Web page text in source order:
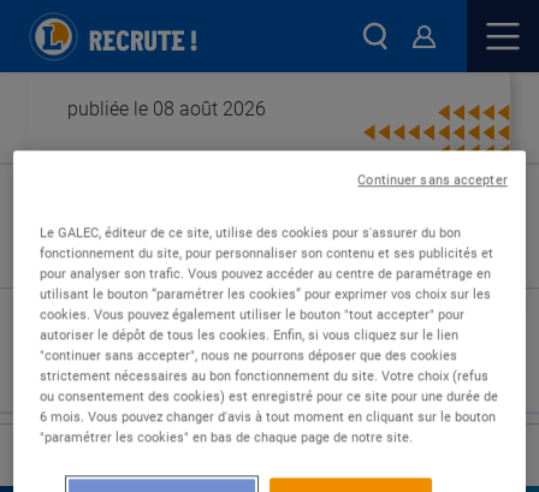
publiée le 08 août 2026
Type de contrat :
Expérience :
Études :
Le GALEC, éditeur de ce site, utilise des cookies pour s'assurer du bon
fonctionnement du site, pour personnaliser son contenu et ses publicités et
pour analyser son trafic. Vous pouvez accéder au centre de paramétrage en
utilisant le bouton “paramétrer les cookies” pour exprimer vos choix sur les
cookies. Vous pouvez également utiliser le bouton "tout accepter" pour
autoriser le dépôt de tous les cookies. Enfin, si vous cliquez sur le lien
"continuer sans accepter", nous ne pourrons déposer que des cookies
strictement nécessaires au bon fonctionnement du site. Votre choix (refus
ou consentement des cookies) est enregistré pour ce site pour une durée de
6 mois. Vous pouvez changer d'avis à tout moment en cliquant sur le bouton
"paramétrer les cookies" en bas de chaque page de notre site.
Continuer sans accepter